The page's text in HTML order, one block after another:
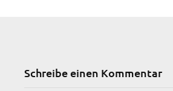
Schreibe einen Kommentar